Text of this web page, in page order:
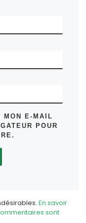
MON E-MAIL
POUR
En savoir
sont